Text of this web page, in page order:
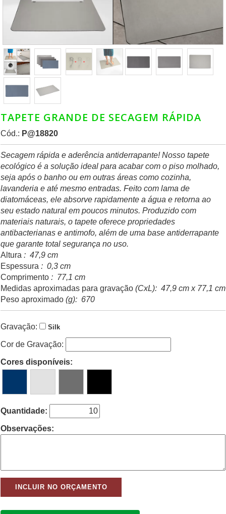
TAPETE GRANDE DE SECAGEM RÁPIDA
Cód.: P@18820
Secagem rápida e aderência antiderrapante! Nosso tapete
ecológico é a solução ideal para acabar com o piso molhado,
seja após o banho ou em outras áreas como cozinha,
lavanderia e até mesmo entradas. Feito com lama de
diatomáceas, ele absorve rapidamente a água e retorna ao
seu estado natural em poucos minutos. Produzido com
materiais naturais, o tapete oferece propriedades
antibacterianas e antimofo, além de uma base antiderrapante
que garante total segurança no uso.
Altura : 47,9 cm
Espessura : 0,3 cm
Comprimento : 77,1 cm
Medidas aproximadas para gravação (CxL): 47,9 cm x 77,1 cm
Peso aproximado (g): 670
Gravação: Silk
Cor de Gravação:
Cores disponíveis:
Quantidade:
Observações: